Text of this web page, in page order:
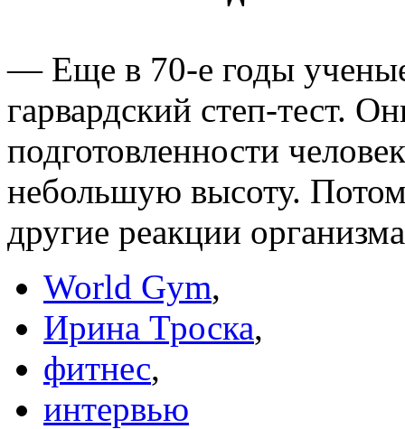
— Еще в 70-е годы
гарвардский степ-тест.
подготовленности
небольшую высоту.
другие реакции
World Gym,
Ирина Троска,
фитнес,
интервью